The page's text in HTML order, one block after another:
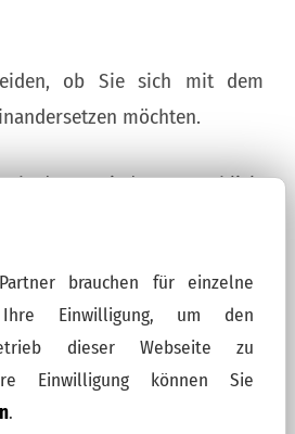
ob Sie sich mit dem
möchten.
bedeutet, jeden Augenblick,
wird, so zu nehmen wie
wir, wie das Leben und das
möchten.
ich sterbe?
brauchen für einzelne
Einwilligung, um den
dieser Webseite zu
Einwilligung können Sie
.